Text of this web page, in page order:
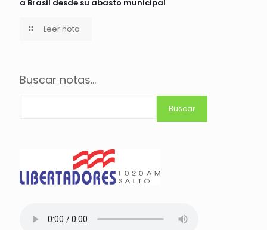
a Brasil desde su abasto municipal
Leer nota
Buscar notas...
Buscar